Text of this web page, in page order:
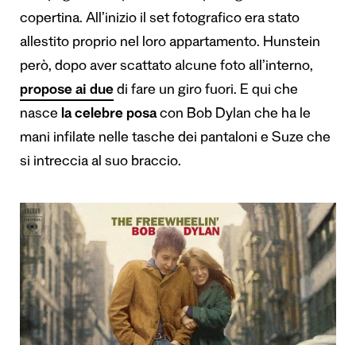
copertina. All’inizio il set fotografico era stato
allestito proprio nel loro appartamento. Hunstein
però, dopo aver scattato alcune foto all’interno,
propose ai due di fare un giro fuori. E qui che
nasce la celebre posacon Bob Dylan che ha le
mani infilate nelle tasche dei pantaloni e Suze che
si intreccia al suo braccio.